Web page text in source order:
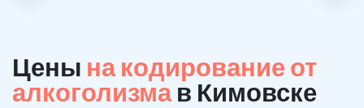
Цены на кодирование от
алкоголизмав Кимовске